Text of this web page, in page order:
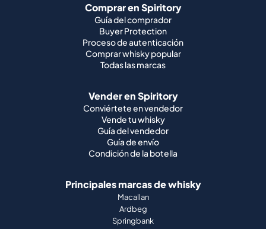
Comprar en Spiritory
Guía del comprador
Buyer Protection
Proceso de autenticación
Comprar whisky popular
Todas las marcas
Vender en Spiritory
Conviértete en vendedor
Vende tu whisky
Guía del vendedor
Guía de envío
Condición de la botella
Principales marcas de whisky
Macallan
Ardbeg
Springbank